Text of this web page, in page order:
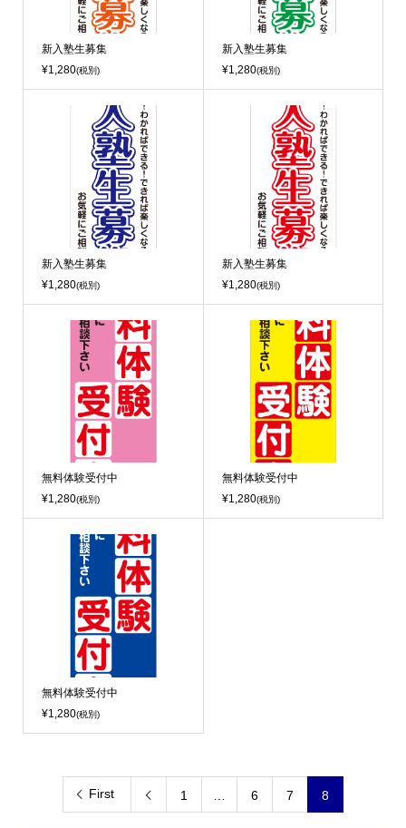
新入塾生募集
¥1,280(税別)
新入塾生募集
¥1,280(税別)
新入塾生募集
¥1,280(税別)
新入塾生募集
¥1,280(税別)
無料体験受付中
¥1,280(税別)
無料体験受付中
¥1,280(税別)
無料体験受付中
¥1,280(税別)
First  1 6 7 8